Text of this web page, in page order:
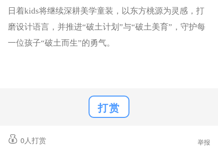
日着kids将继续深耕美学童装，以东方桃源为灵感，打
磨设计语言，并推进“破土计划”与“破土美育”，守护每
一位孩子“破土而生”的勇气。
打赏
0人打赏 举报